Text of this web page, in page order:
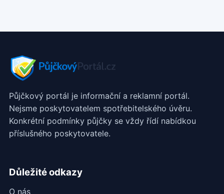
Půjčkový portál je informační a reklamní portál.
Nejsme poskytovatelem spotřebitelského úvěru.
Konkrétní podmínky půjčky se vždy řídí nabídkou
příslušného poskytovatele.
Důležité odkazy
O nás